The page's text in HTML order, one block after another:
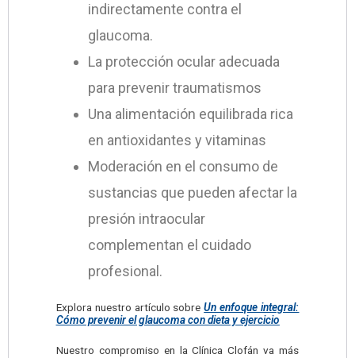
indirectamente contra el
glaucoma.
La protección ocular adecuada
para prevenir traumatismos
Una alimentación equilibrada rica
en antioxidantes y vitaminas
Moderación en el consumo de
sustancias que pueden afectar la
presión intraocular
complementan el cuidado
profesional.
Explora nuestro artículo sobre Un enfoque integral:
Cómo prevenir el glaucoma con dieta y ejercicio
Nuestro compromiso en la Clínica Clofán va más